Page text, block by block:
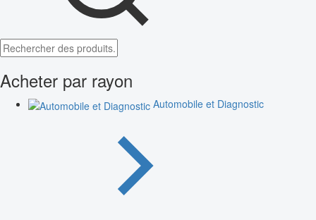
Acheter par rayon
Automobile et Diagnostic